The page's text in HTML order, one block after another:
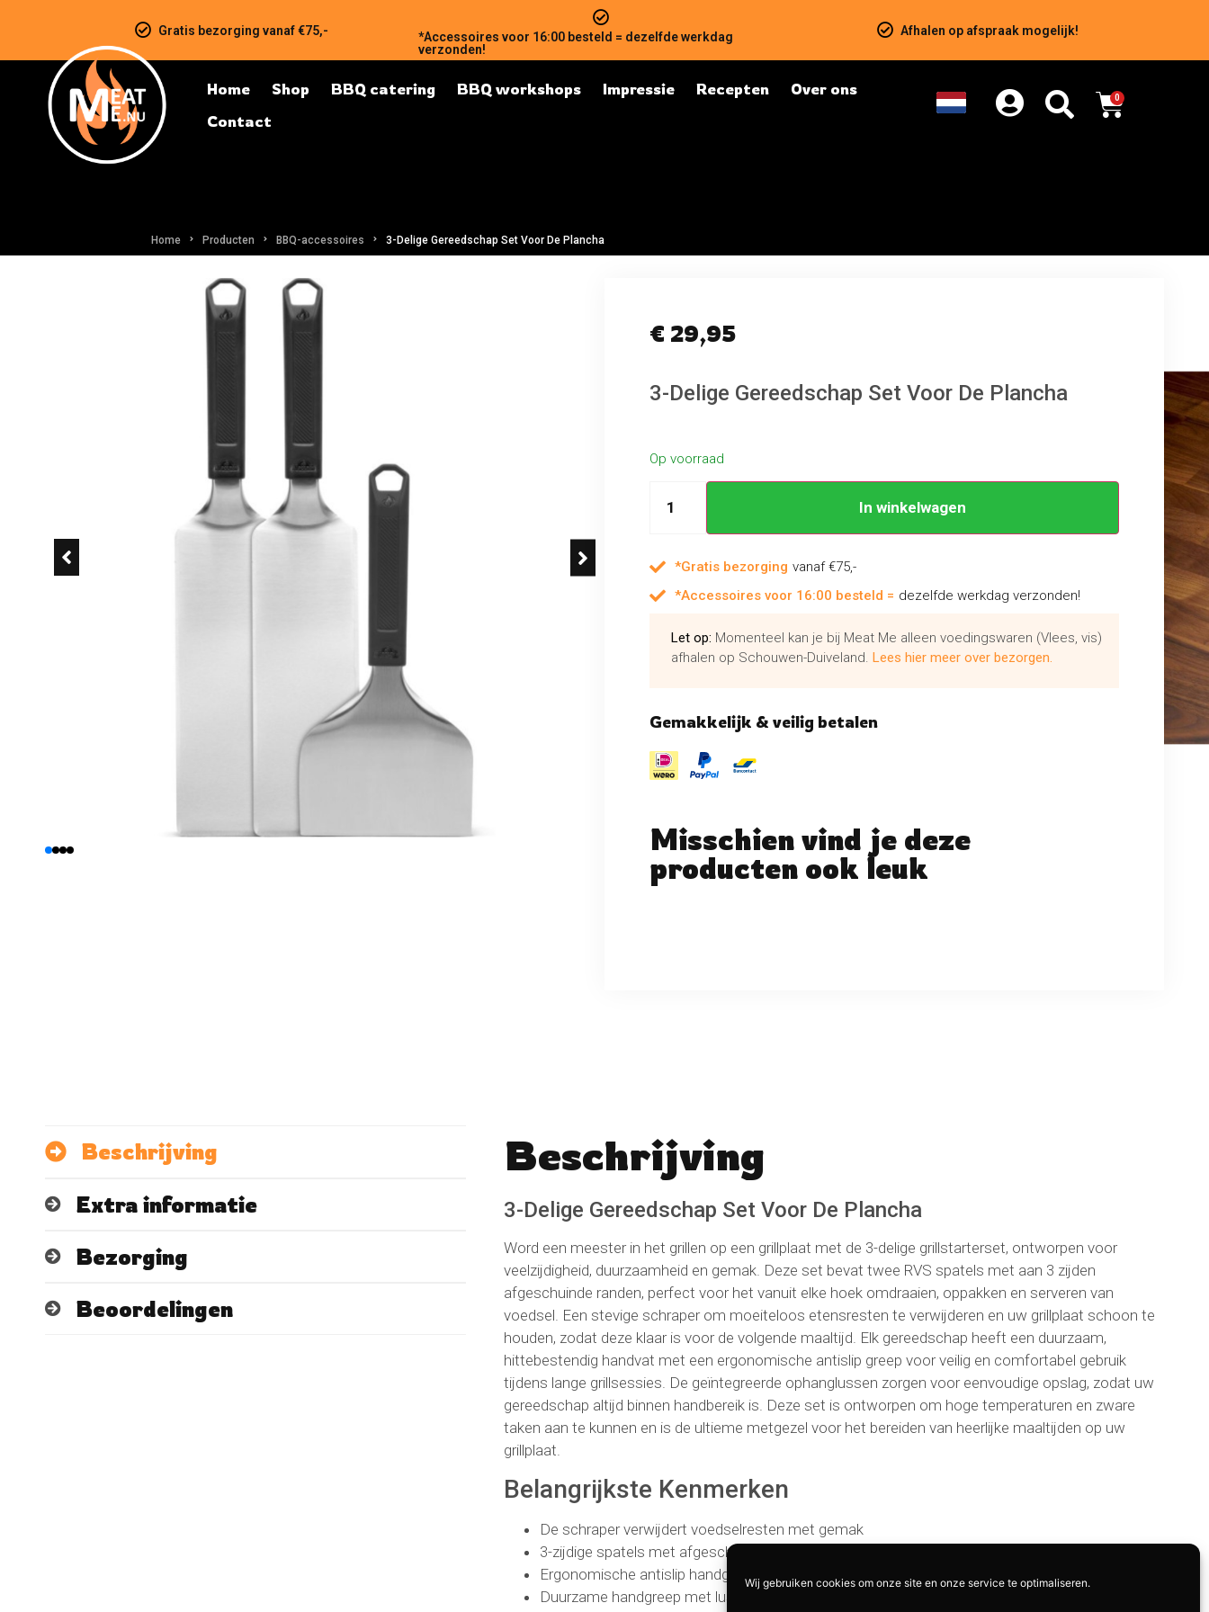
Wij gebruiken cookies om onze site en onze service te optimaliseren.
Gratis bezorging vanaf €75,-
*Accessoires voor 16:00 besteld = dezelfde werkdag
verzonden!
Afhalen op afspraak mogelijk!
Home Shop BBQ catering BBQ workshops Impressie Recepten
Over ons
Contact
0
Home Producten BBQ-accessoires 3-Delige Gereedschap Set Voor De Plancha
€ 29,95
3-Delige Gereedschap Set Voor De Plancha
Op voorraad
In winkelwagen
*Gratis bezorging vanaf €75,-
*Accessoires voor 16:00 besteld = dezelfde werkdag verzonden!
Let op: Momenteel kan je bij Meat Me alleen voedingswaren (Vlees, vis)
afhalen op Schouwen-Duiveland. Lees hier meer over bezorgen.
Gemakkelijk & veilig betalen
Misschien vind je deze
producten ook leuk
Beschrijving
Extra informatie
Bezorging
Beoordelingen
Beschrijving
3-Delige Gereedschap Set Voor De Plancha
Word een meester in het grillen op een grillplaat met de 3-delige grillstarterset, ontworpen voor
veelzijdigheid, duurzaamheid en gemak. Deze set bevat twee RVS spatels met aan 3 zijden
afgeschuinde randen, perfect voor het vanuit elke hoek omdraaien, oppakken en serveren van
voedsel. Een stevige schraper om moeiteloos etensresten te verwijderen en uw grillplaat schoon te
houden, zodat deze klaar is voor de volgende maaltijd. Elk gereedschap heeft een duurzaam,
hittebestendig handvat met een ergonomische antislip greep voor veilig en comfortabel gebruik
tijdens lange grillsessies. De geïntegreerde ophanglussen zorgen voor eenvoudige opslag, zodat uw
gereedschap altijd binnen handbereik is. Deze set is ontworpen om hoge temperaturen en zware
taken aan te kunnen en is de ultieme metgezel voor het bereiden van heerlijke maaltijden op uw
grillplaat.
Belangrijkste Kenmerken
De schraper verwijdert voedselresten met gemak
3-zijdige spatels met afgeschuinde rand voor gemakkelijk omdraaien
Ergonomische antislip handgrepen
Duurzame handgreep met lus om op te hangen
No reviews found Schrijf een beoordeling